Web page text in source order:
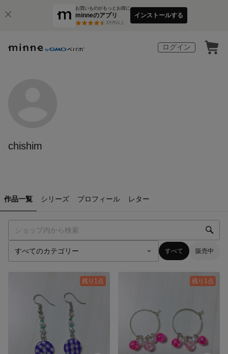
お買いものがもっとお得に
minneのアプリ
3万件以上
インストールする
ログイン
chishim
作品一覧 シリーズ プロフィール レター
すべて 販売中
残り1点 残り1点